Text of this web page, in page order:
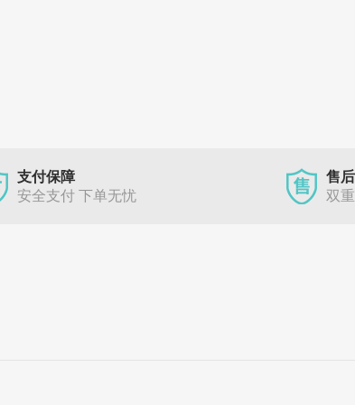
支付保障
安全支付 下单无忧
售
双